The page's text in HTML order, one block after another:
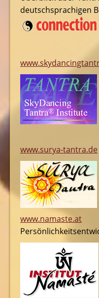
deutschsprachigen
www.surya-tantra.de
www.namaste.at